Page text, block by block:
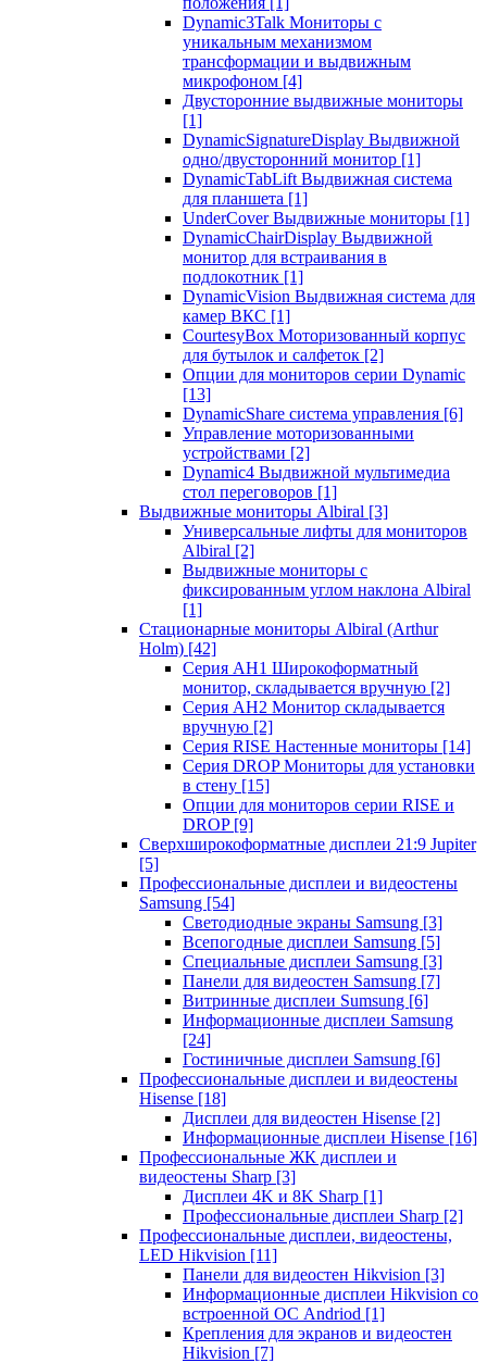
Dynamic3Talk Мониторы с
уникальным механизмом
трансформации и выдвижным
микрофоном [4]
Двусторонние выдвижные мониторы
[1]
DynamicSignatureDisplay Выдвижной
одно/двусторонний монитор [1]
DynamicTabLift Выдвижная система
для планшета [1]
UnderCover Выдвижные мониторы [1]
DynamicChairDisplay Выдвижной
монитор для встраивания в
подлокотник [1]
DynamicVision Выдвижная система для
камер ВКС [1]
CourtesyBox Моторизованный корпус
для бутылок и салфеток [2]
Опции для мониторов серии Dynamic
[13]
DynamicShare система управления [6]
Управление моторизованными
устройствами [2]
Dynamic4 Выдвижной мультимедиа
стол переговоров [1]
Выдвижные мониторы Albiral [3]
Универсальные лифты для мониторов
Albiral [2]
Выдвижные мониторы с
фиксированным углом наклона Albiral
[1]
Стационарные мониторы Albiral (Arthur
Holm) [42]
Серия AH1 Широкоформатный
монитор, складывается вручную [2]
Серия AH2 Монитор складывается
вручную [2]
Серия RISE Настенные мониторы [14]
Серия DROP Мониторы для установки
в стену [15]
Опции для мониторов серии RISE и
DROP [9]
Сверхширокоформатные дисплеи 21:9 Jupiter
[5]
Профессиональные дисплеи и видеостены
Samsung [54]
Светодиодные экраны Samsung [3]
Всепогодные дисплеи Samsung [5]
Специальные дисплеи Samsung [3]
Панели для видеостен Samsung [7]
Витринные дисплеи Sumsung [6]
Информационные дисплеи Samsung
[24]
Гостиничные дисплеи Samsung [6]
Профессиональные дисплеи и видеостены
Hisense [18]
Дисплеи для видеостен Hisense [2]
Информационные дисплеи Hisense [16]
Профессиональные ЖК дисплеи и
видеостены Sharp [3]
Дисплеи 4K и 8K Sharp [1]
Профессиональные дисплеи Sharp [2]
Профессиональные дисплеи, видеостены,
LED Hikvision [11]
Панели для видеостен Hikvision [3]
Информационные дисплеи Hikvision со
встроенной ОС Andriod [1]
Крепления для экранов и видеостен
Hikvision [7]